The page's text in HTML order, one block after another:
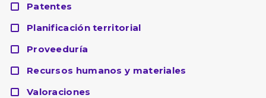
Patentes
Planificación territorial
Proveeduría
Recursos humanos y materiales
Valoraciones